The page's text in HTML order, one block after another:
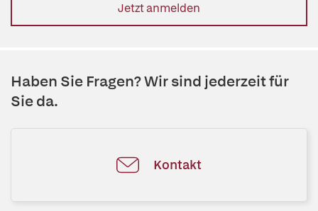
Jetzt anmelden
Haben Sie Fragen? Wir sind jederzeit für
Sie da.
Kontakt